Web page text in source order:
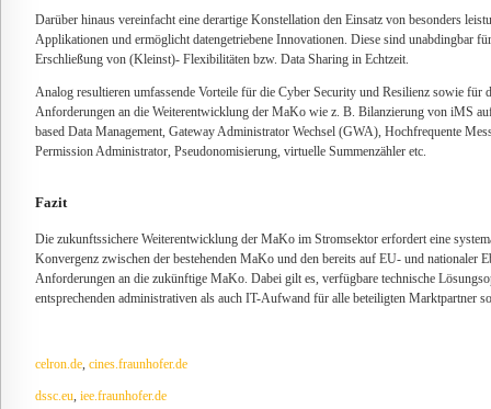
Darüber hinaus vereinfacht eine derartige Konstellation den Einsatz von besonders
Applikationen und ermöglicht datengetriebene Innovationen. Diese sind unabdingbar
Erschließung von (Kleinst)- Flexibilitäten bzw. Data Sharing in Echtzeit.
Analog resultieren umfassende Vorteile für die Cyber Security und Resilienz sowie für
Anforderungen an die Weiterentwicklung der MaKo wie z. B. Bilanzierung von iMS
based Data Management, Gateway Administrator Wechsel (GWA), Hochfrequente
Permission Administrator, Pseudonomisierung, virtuelle Summenzähler etc.
Fazit
Die zukunftssichere Weiterentwicklung der MaKo im Stromsektor erfordert eine
Konvergenz zwischen der bestehenden MaKo und den bereits auf EU- und nationaler
Anforderungen an die zukünftige MaKo. Dabei gilt es, verfügbare technische
entsprechenden administrativen als auch IT-Aufwand für alle beteiligten Marktpartner
celron.de, cines.fraunhofer.de
dssc.eu, iee.fraunhofer.de